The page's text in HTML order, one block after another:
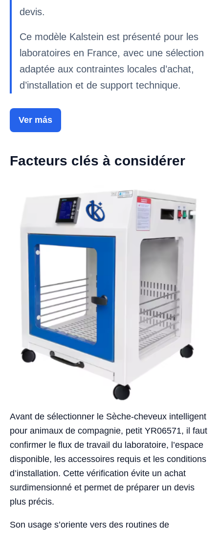
devis.
Ce modèle Kalstein est présenté pour les
laboratoires en France, avec une sélection
adaptée aux contraintes locales d’achat,
d’installation et de support technique.
Ver más
Facteurs clés à considérer
Avant de sélectionner le Sèche-cheveux intelligent
pour animaux de compagnie, petit YR06571, il faut
confirmer le flux de travail du laboratoire, l’espace
disponible, les accessoires requis et les conditions
d’installation. Cette vérification évite un achat
surdimensionné et permet de préparer un devis
plus précis.
Son usage s’oriente vers des routines de